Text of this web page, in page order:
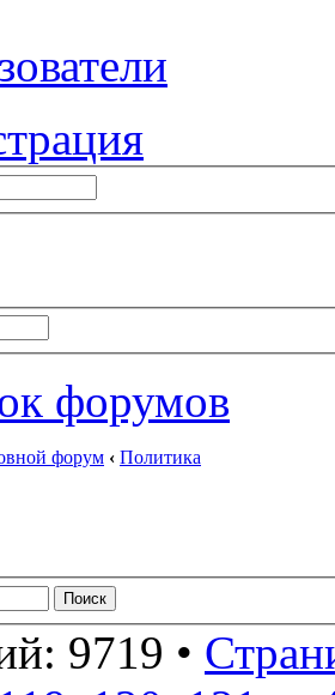
форумов
форум ‹ Политика
9719 •